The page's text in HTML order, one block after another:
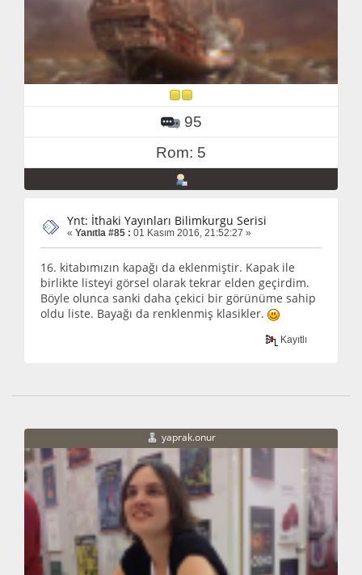
95
Rom: 5
Ynt: İthaki Yayınları Bilimkurgu Serisi
« Yanıtla #85 : 01 Kasım 2016, 21:52:27 »
16. kitabımızın kapağı da eklenmiştir. Kapak ile
birlikte listeyi görsel olarak tekrar elden geçirdim.
Böyle olunca sanki daha çekici bir görünüme sahip
oldu liste. Bayağı da renklenmiş klasikler.
Kayıtlı
yaprak.onur